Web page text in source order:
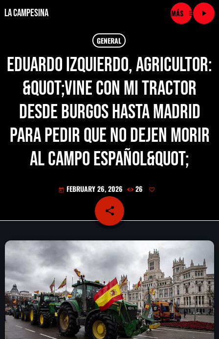
La Campesina menu
play_arrow
play_arrow LA CAMPESINA CADENA
play_arrow LA CAMPESINA 101.9 FM
play_arrow LA CAMPESINA 96.7 FM
LA CAMPESINA 106.3 FM
LA CAMPESINA 107.9 FM
play_arrow LA CAMPESINA GEORGIA
INICIO
GENERAL
Eduardo Izquierdo, agricultor:
&quot;Vine con mi tractor
desde Burgos hasta Madrid
para pedir que no dejen morir
al campo español&quot;
today FEBRUARY 26, 2026 26
share
email